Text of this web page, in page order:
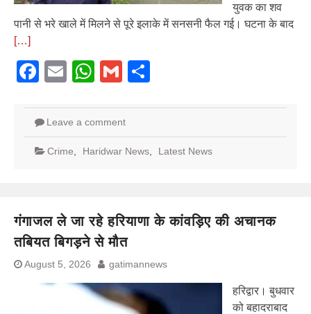
युवक का शव
पानी से भरे खाले में मिलने से पूरे इलाके में सनसनी फैल गई। घटना के बाद
[…]
Facebook
EmailWhatsApp
Gmail
Leave a comment
Crime Haridwar News Latest News
गंगाजल ले जा रहे हरियाणा के कांवड़िए की अचानक
तबियत बिगड़ने से मौत
August 5, 2026 gatimannews
हरिद्वार। बुधवार
को बहादराबाद